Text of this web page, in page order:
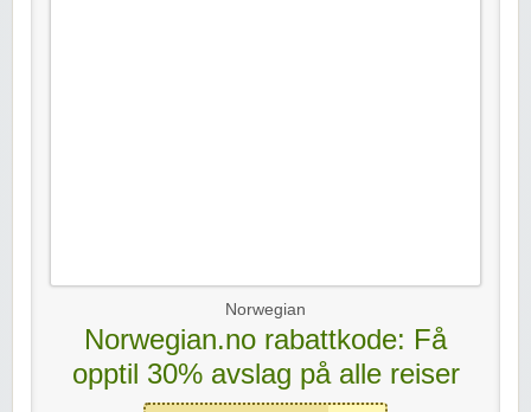
Norwegian
Norwegian.no rabattkode: Få
opptil 30% avslag på alle reiser